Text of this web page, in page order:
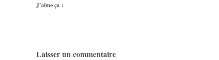
J’aime ça :
Laisser un commentaire